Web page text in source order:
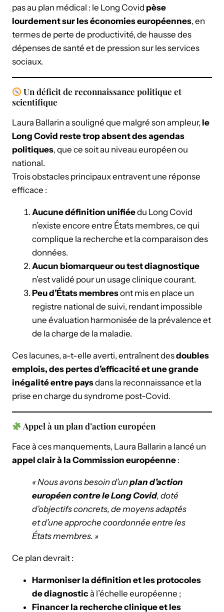
pas au plan médical : le Long Covid pèse
lourdement sur les économies européennes, en
termes de perte de productivité, de hausse des
dépenses de santé et de pression sur les services
sociaux.
Un déficit de reconnaissance politique et
scientifique
Laura Ballarin a souligné que malgré son ampleur, le
Long Covid reste trop absent des agendas
politiques, que ce soit au niveau européen ou
national.
Trois obstacles principaux entravent une réponse
efficace :
Aucune définition unifiéedu Long Covid
n’existe encore entre États membres, ce qui
complique la recherche et la comparaison des
données.
Aucun biomarqueur ou test diagnostique
n’est validé pour un usage clinique courant.
Peu d’États membresont mis en place un
registre national de suivi, rendant impossible
une évaluation harmonisée de la prévalence et
de la charge de la maladie.
Ces lacunes, a-t-elle averti, entraînent desdoubles
emplois, des pertes d’efficacité et une grande
inégalité entre paysdans la reconnaissance et la
prise en charge du syndrome post-Covid.
Appel à un plan d’action européen
Face à ces manquements, Laura Ballarin a lancé un
appel clair à la Commission européenne :
« Nous avons besoin d’unplan d’action
européen contre le Long Covid, doté
d’objectifs concrets, de moyens adaptés
et d’une approche coordonnée entre les
États membres. »
Ce plan devrait :
Harmoniser la définition et les protocoles
de diagnostic à l’échelle européenne ;
Financer la recherche clinique et les